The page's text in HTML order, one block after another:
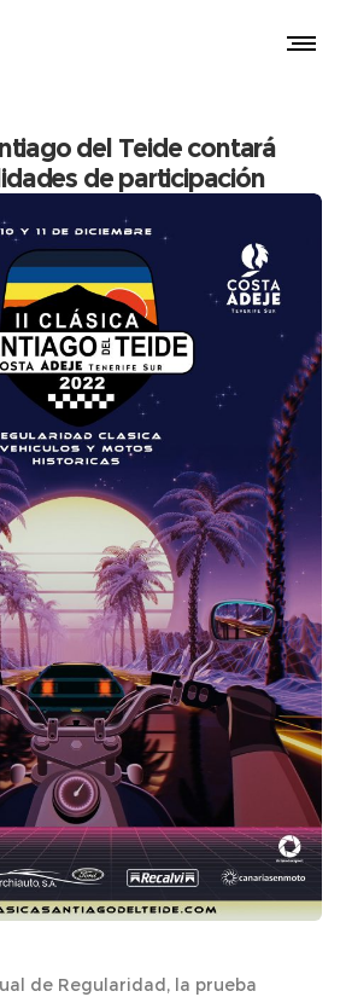
del Teide contará
de participación
de Regularidad, la prueba